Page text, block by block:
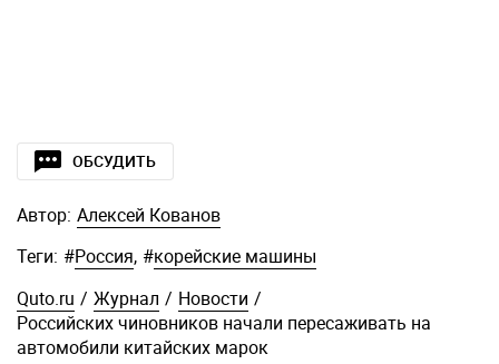
ОБСУДИТЬ
Автор: Алексей Кованов
Теги: #Россия, #корейские машины
Quto.ru / Журнал / Новости /
Российских чиновников начали пересаживать на
автомобили китайских марок